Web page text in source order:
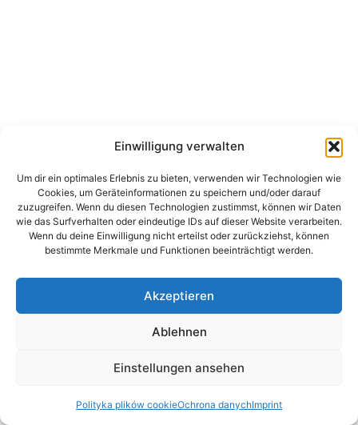
Einwilligung verwalten
Um dir ein optimales Erlebnis zu bieten, verwenden wir Technologien wie
Cookies, um Geräteinformationen zu speichern und/oder darauf
zuzugreifen. Wenn du diesen Technologien zustimmst, können wir Daten
wie das Surfverhalten oder eindeutige IDs auf dieser Website verarbeiten.
Wenn du deine Einwilligung nicht erteilst oder zurückziehst, können
bestimmte Merkmale und Funktionen beeinträchtigt werden.
Akzeptieren
Ablehnen
Einstellungen ansehen
Polityka plików cookieOchrona danychImprint